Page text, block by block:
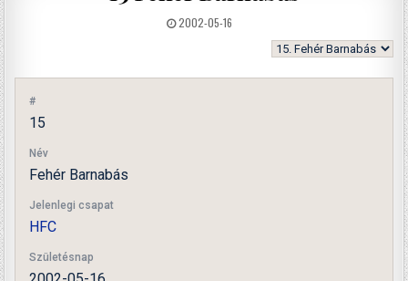
2002-05-16
#
15
Név
Fehér Barnabás
Jelenlegi csapat
HFC
Születésnap